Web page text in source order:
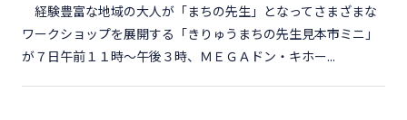
経験豊富な地域の大人が「まちの先生」となってさまざまな
ワークショップを展開する「きりゅうまちの先生見本市ミニ」
が７日午前１１時～午後３時、ＭＥＧＡドン・キホー...